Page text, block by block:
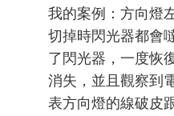
我的案例：方向燈
切掉時閃光器都會
了閃光器，一度恢
消失，並且觀察到
表方向燈的線破皮